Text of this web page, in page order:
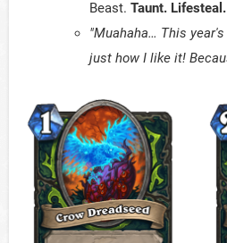
Beast. Taunt. Lifesteal.
"Muahaha… This
just how I like it!